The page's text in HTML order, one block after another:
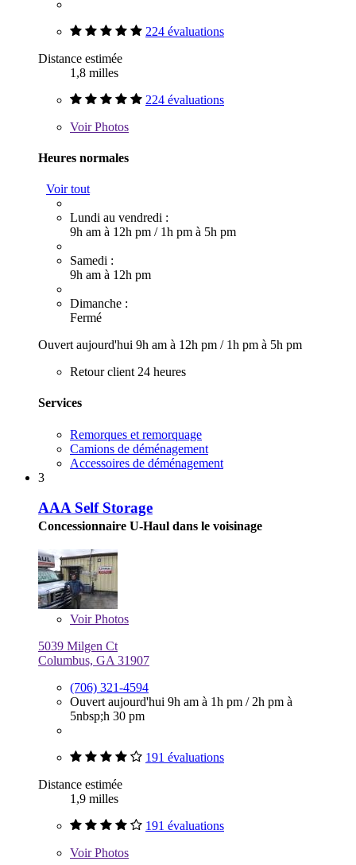
224 évaluations
Distance estimée
1,8 milles
224 évaluations
VoirPhotos
Heures normales
Voir tout
Lundi au vendredi :
9h am à 12h pm / 1h pm à 5h pm
Samedi :
9h am à 12h pm
Dimanche :
Fermé
Ouvert aujourd'hui 9h am à 12h pm / 1h pm à 5h pm
Retour client 24 heures
Services
Remorques et remorquage
Camions de déménagement
Accessoires de déménagement
3
AAA Self Storage
Concessionnaire U-Haul dans le voisinage
VoirPhotos
5039 Milgen Ct
Columbus, GA 31907
(706) 321-4594
Ouvert aujourd'hui 9h am à 1h pm / 2h pm à
5nbsp;h 30 pm
191 évaluations
Distance estimée
1,9 milles
191 évaluations
VoirPhotos